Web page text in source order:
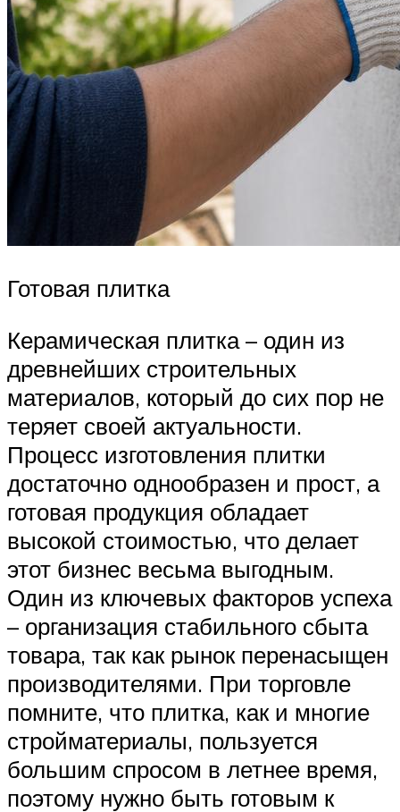
Готовая плитка
Керамическая плитка – один из
древнейших строительных
материалов, который до сих пор не
теряет своей актуальности.
Процесс изготовления плитки
достаточно однообразен и прост, а
готовая продукция обладает
высокой стоимостью, что делает
этот бизнес весьма выгодным.
Один из ключевых факторов успеха
– организация стабильного сбыта
товара, так как рынок перенасыщен
производителями. При торговле
помните, что плитка, как и многие
стройматериалы, пользуется
большим спросом в летнее время,
поэтому нужно быть готовым к